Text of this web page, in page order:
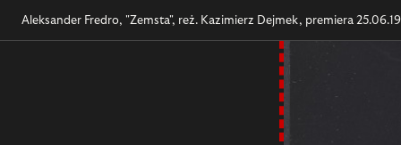
Aleksander Fredro, "Zemsta", reż. Kazimierz Dejmek, premiera